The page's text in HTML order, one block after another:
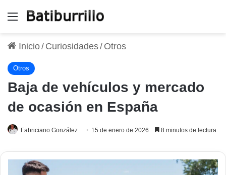
Menú
Inicio/ Curiosidades/ Otros
Otros
Baja de vehículos y mercado
de ocasión en España
Fabriciano González 15 de enero de 2026 8 minutos de lectura